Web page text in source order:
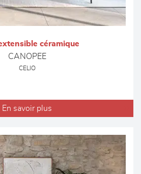
céramique
CANOPEE
CELIO
En savoir plus